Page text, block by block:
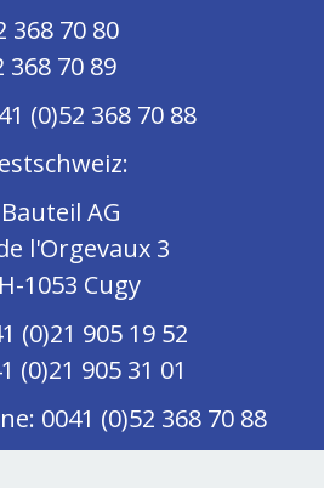
368 70 80
368 70 89
(0)52 368 70 88
Bauteil AG
l'Orgevaux 3
1053 Cugy
(0)21 905 19 52
(0)21 905 31 01
0041 (0)52 368 70 88